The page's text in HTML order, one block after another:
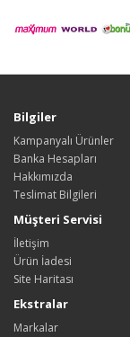
Bilgiler
Kampanyalı Ürünler
Banka Hesapları
Hakkımızda
Teslimat Bilgileri
Müşteri Servisi
İletişim
Ürün İadesi
Site Haritası
Ekstralar
Markalar